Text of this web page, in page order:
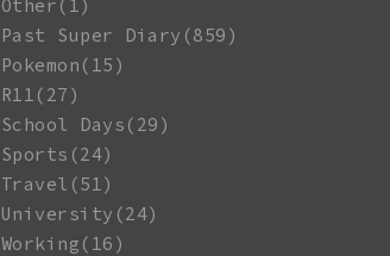
Other(1)
Past Super Diary(859)
Pokemon(15)
R11(27)
School Days(29)
Sports(24)
Travel(51)
University(24)
Working(16)